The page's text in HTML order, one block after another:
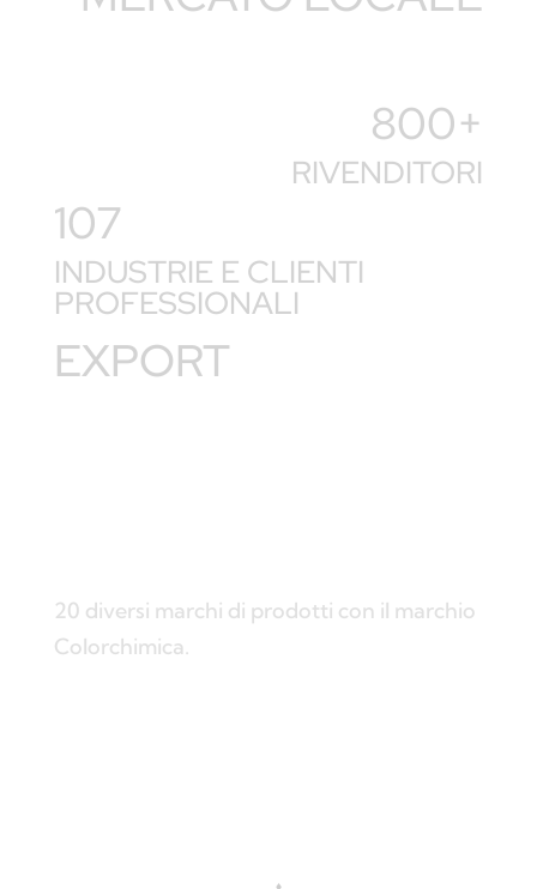
800+
RIVENDITORI
107
INDUSTRIE E CLIENTI
PROFESSIONALI
EXPORT
20 diversi marchi di prodotti con il marchio
Colorchimica.